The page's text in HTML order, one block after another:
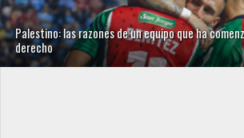
Palestino: las razones de un equipo que ha
derecho